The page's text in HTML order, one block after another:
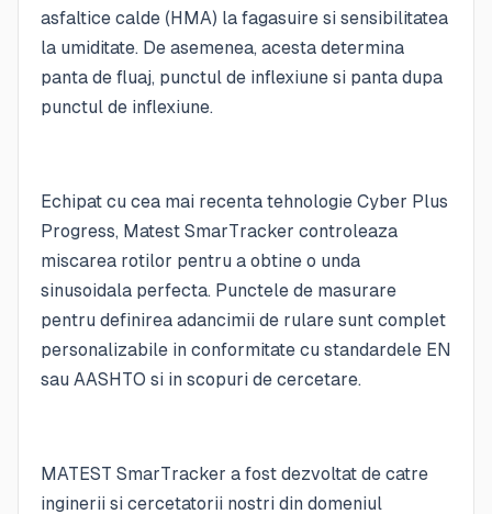
asfaltice calde (HMA) la fagasuire si sensibilitatea
la umiditate. De asemenea, acesta determina
panta de fluaj, punctul de inflexiune si panta dupa
punctul de inflexiune.
Echipat cu cea mai recenta tehnologie Cyber Plus
Progress, Matest SmarTracker controleaza
miscarea rotilor pentru a obtine o unda
sinusoidala perfecta. Punctele de masurare
pentru definirea adancimii de rulare sunt complet
personalizabile in conformitate cu standardele EN
sau AASHTO si in scopuri de cercetare.
MATEST SmarTracker a fost dezvoltat de catre
inginerii si cercetatorii nostri din domeniul